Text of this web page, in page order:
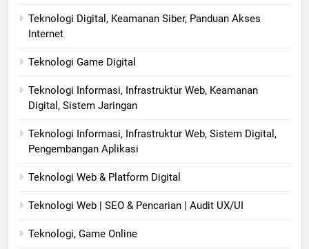
Teknologi Digital, Keamanan Siber, Panduan Akses
Internet
Teknologi Game Digital
Teknologi Informasi, Infrastruktur Web, Keamanan
Digital, Sistem Jaringan
Teknologi Informasi, Infrastruktur Web, Sistem Digital,
Pengembangan Aplikasi
Teknologi Web & Platform Digital
Teknologi Web | SEO & Pencarian | Audit UX/UI
Teknologi, Game Online